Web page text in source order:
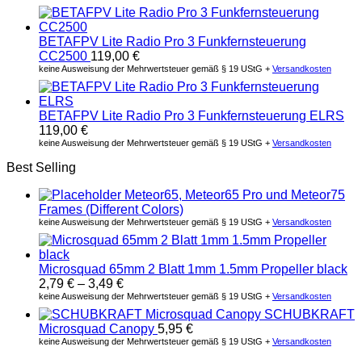
BETAFPV Lite Radio Pro 3 Funkfernsteuerung
CC2500 119,00 €
keine Ausweisung der Mehrwertsteuer gemäß § 19 UStG + Versandkosten
BETAFPV Lite Radio Pro 3 Funkfernsteuerung ELRS
119,00 €
keine Ausweisung der Mehrwertsteuer gemäß § 19 UStG + Versandkosten
Best Selling
Meteor65, Meteor65 Pro und Meteor75
Frames (Different Colors)
keine Ausweisung der Mehrwertsteuer gemäß § 19 UStG + Versandkosten
Microsquad 65mm 2 Blatt 1mm 1.5mm Propeller black
2,79 € – 3,49 €
keine Ausweisung der Mehrwertsteuer gemäß § 19 UStG + Versandkosten
SCHUBKRAFT
Microsquad Canopy 5,95 €
keine Ausweisung der Mehrwertsteuer gemäß § 19 UStG + Versandkosten